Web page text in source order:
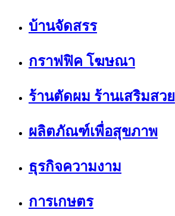
บ้านจัดสรร
กราฟฟิค โฆษณา
ร้านตัดผม ร้านเสริมสวย
ผลิตภัณฑ์เพื่อสุขภาพ
ธุรกิจความงาม
การเกษตร